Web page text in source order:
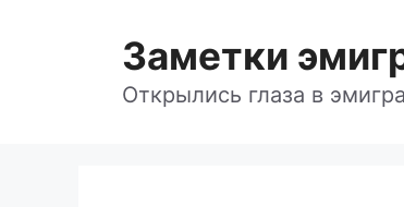
Заметки
Открылись глаза в